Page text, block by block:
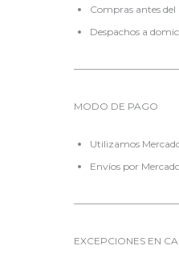
Compras antes del
Despachos a
MODO DE PAGO
Utilizamos
Envíos por
EXCEPCIONES EN